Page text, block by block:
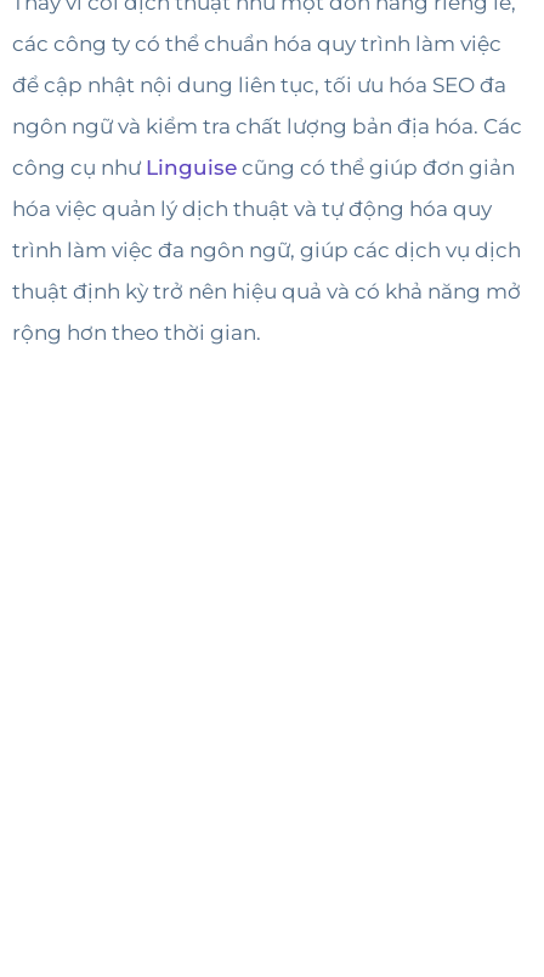
các công ty có thể chuẩn hóa quy trình làm việc
để cập nhật nội dung liên tục, tối ưu hóa SEO đa
ngôn ngữ và kiểm tra chất lượng bản địa hóa. Các
công cụ như Linguise cũng có thể giúp đơn giản
hóa việc quản lý dịch thuật và tự động hóa quy
trình làm việc đa ngôn ngữ, giúp các dịch vụ dịch
thuật định kỳ trở nên hiệu quả và có khả năng mở
rộng hơn theo thời gian.